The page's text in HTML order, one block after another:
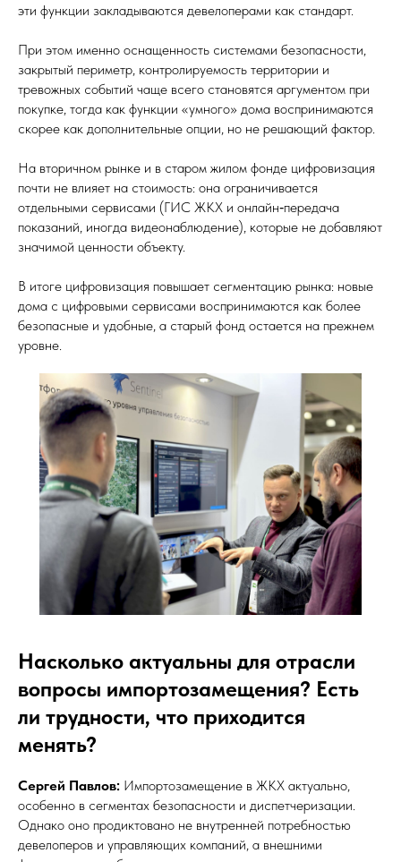
эти функции закладываются девелоперами как стандарт.
При этом именно оснащенность системами безопасности,
закрытый периметр, контролируемость территории и
тревожных событий чаще всего становятся аргументом при
покупке, тогда как функции «умного» дома воспринимаются
скорее как дополнительные опции, но не решающий фактор.
На вторичном рынке и в старом жилом фонде цифровизация
почти не влияет на стоимость: она ограничивается
отдельными сервисами (ГИС ЖКХ и онлайн‑передача
показаний, иногда видеонаблюдение), которые не добавляют
значимой ценности объекту.
В итоге цифровизация повышает сегментацию рынка: новые
дома с цифровыми сервисами воспринимаются как более
безопасные и удобные, а старый фонд остается на прежнем
уровне.
Насколько актуальны для отрасли
вопросы импортозамещения? Есть
ли трудности, что приходится
менять?
Сергей Павлов: Импортозамещение в ЖКХ актуально,
особенно в сегментах безопасности и диспетчеризации.
Однако оно продиктовано не внутренней потребностью
девелоперов и управляющих компаний, а внешними